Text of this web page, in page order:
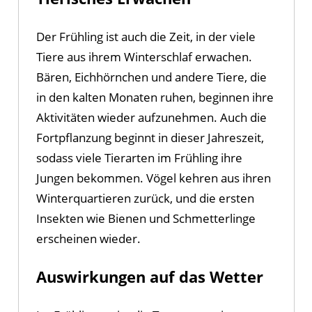
Der Frühling ist auch die Zeit, in der viele
Tiere aus ihrem Winterschlaf erwachen.
Bären, Eichhörnchen und andere Tiere, die
in den kalten Monaten ruhen, beginnen ihre
Aktivitäten wieder aufzunehmen. Auch die
Fortpflanzung beginnt in dieser Jahreszeit,
sodass viele Tierarten im Frühling ihre
Jungen bekommen. Vögel kehren aus ihren
Winterquartieren zurück, und die ersten
Insekten wie Bienen und Schmetterlinge
erscheinen wieder.
Auswirkungen auf das Wetter